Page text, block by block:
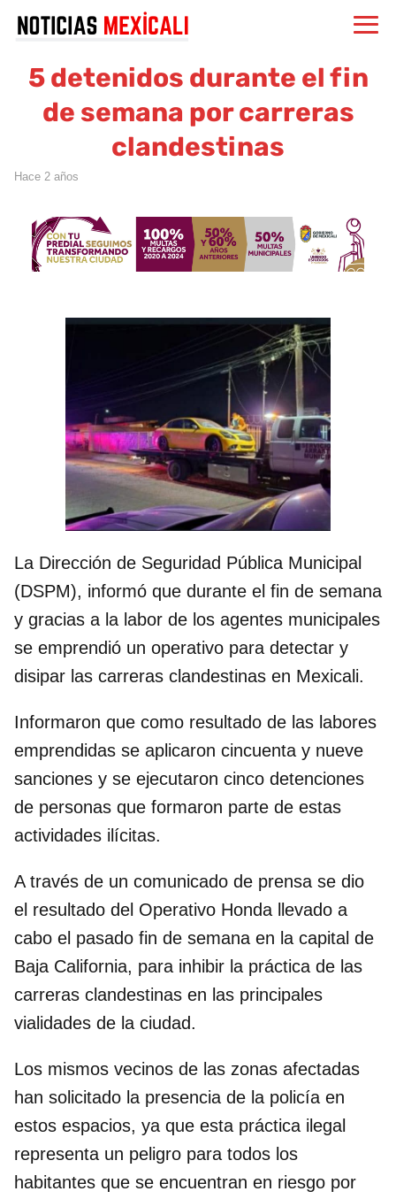
5 detenidos durante el fin
de semana por carreras
clandestinas
hace 2 años
La Dirección de Seguridad Pública Municipal
(DSPM), informó que durante el fin de semana
y gracias a la labor de los agentes municipales
se emprendió un operativo para detectar y
disipar las carreras clandestinas en Mexicali.
Informaron que como resultado de las labores
emprendidas se aplicaron cincuenta y nueve
sanciones y se ejecutaron cinco detenciones
de personas que formaron parte de estas
actividades ilícitas.
A través de un comunicado de prensa se dio
el resultado del Operativo Honda llevado a
cabo el pasado fin de semana en la capital de
Baja California, para inhibir la práctica de las
carreras clandestinas en las principales
vialidades de la ciudad.
Los mismos vecinos de las zonas afectadas
han solicitado la presencia de la policía en
estos espacios, ya que esta práctica ilegal
representa un peligro para todos los
habitantes que se encuentran en riesgo por